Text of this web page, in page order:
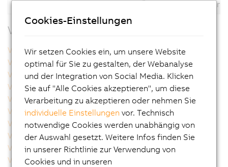
Beschreibung
U10 041745 0021 TÜV Süd Certificate
Verwandte Produkte
VFC42040.000P
VSC122001.000P-000
VSC122001.041P-000
VSC122001.04BP-000
VSC122001.051P-000
VSC122001.053P-000
VSC122002.000P-000
VSC122002.041P-000
VSC122002.051P-000
VSC122002.141P-000
VSC122002.14BP-000
VSC122004.000P-000
VSC122004.031P-000
VSC122004.03BP-000
VSC122004.051P-000
VSC122005.000P-000
VSC122005.051P-000
VSC122005.053P-000
VSC122005.05BP-000
Cookies-Einstellungen
Wir setzen Cookies ein, um unsere Website
optimal für Sie zu gestalten, der Webanalyse
und der Integration von Social Media. Klicken
Sie auf "Alle Cookies akzeptieren", um diese
Verarbeitung zu akzeptieren oder nehmen Sie
individuelle Einstellungen vor. Technisch
notwendige Cookies werden unabhängig von
der Auswahl gesetzt. Weitere Infos finden Sie
in unserer Richtlinie zur Verwendung von
Cookies und in unseren